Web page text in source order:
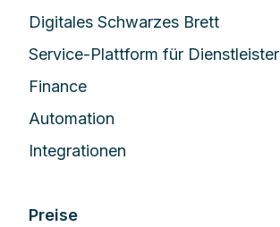
Digitales Schwarzes Brett
Service-Plattform für Dienstleister
Finance
Automation
Integrationen
Preise